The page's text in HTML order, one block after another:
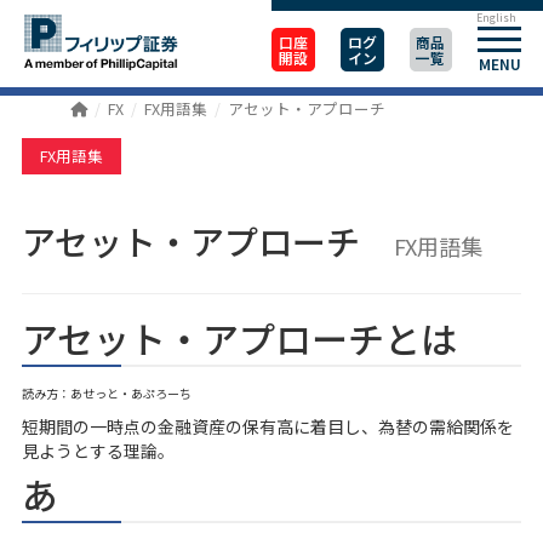
口座
開設
ログ
イン
商品
一覧 MENU
English
FX FX用語集 アセット・アプローチ
FX用語集
アセット・アプローチ FX用語集
アセット・アプローチとは
読み方：あせっと・あぷろーち
短期間の一時点の金融資産の保有高に着目し、為替の需給関係を
見ようとする理論。
あ